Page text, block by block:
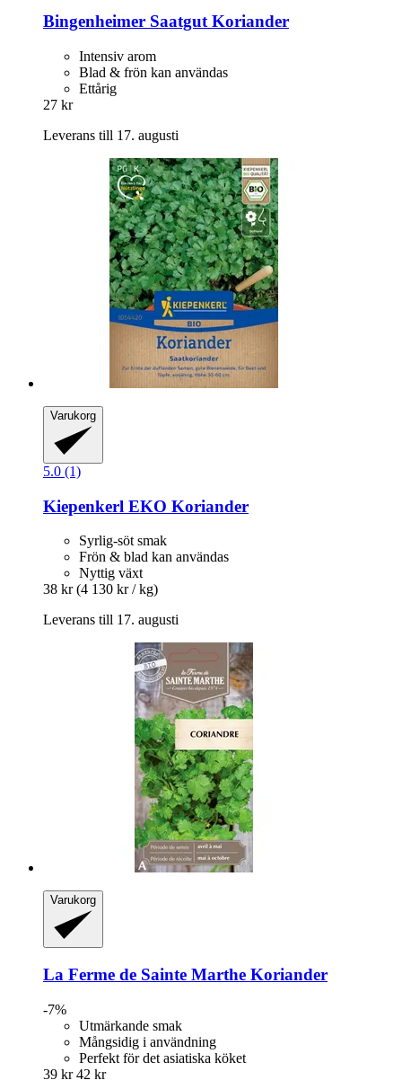
Bingenheimer SaatgutKoriander
Intensiv arom
Blad & frön kan användas
Ettårig
27 kr
Leverans till 17. augusti
Varukorg
5.0 (1)
Kiepenkerl EKO Koriander
Syrlig-söt smak
Frön & blad kan användas
Nyttig växt
38 kr (4 130 kr / kg)
Leverans till 17. augusti
Varukorg
La Ferme de Sainte Marthe Koriander
-7%
Utmärkande smak
Mångsidig i användning
Perfekt för det asiatiska köket
39 kr 42 kr